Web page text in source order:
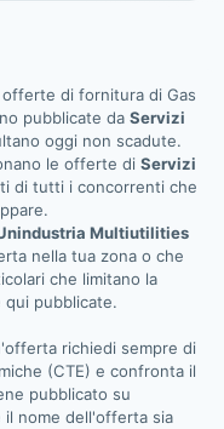
di fornitura di Gas
pubblicate da Servizi
oggi non scadute.
le offerte di Servizi
di tutti i concorrenti che
Multiutilities
nella tua zona o che
che limitano la
pubblicate.
richiedi sempre di
(CTE) e confronta il
pubblicato su
il nome dell'offerta sia